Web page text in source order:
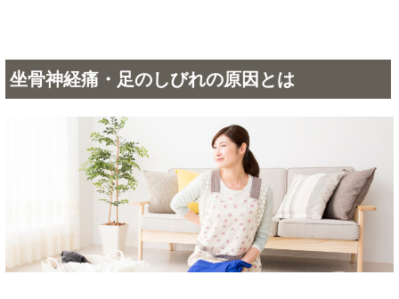
なぜ当院では
坐骨神経痛・足のしびれが
根本改善
できるのか？
坐骨神経痛・足のしびれが他で良くならない理
由